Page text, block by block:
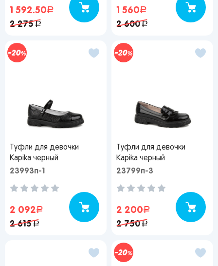
1 592.50руб.
2 275руб.
1 560руб.
2 600руб.
20
Туфли для девочки
Kapika черный
23993п-1
2 092руб.
2 615руб.
20
Туфли для девочки
Kapika черный
23799п-3
2 200руб.
2 750руб.
20